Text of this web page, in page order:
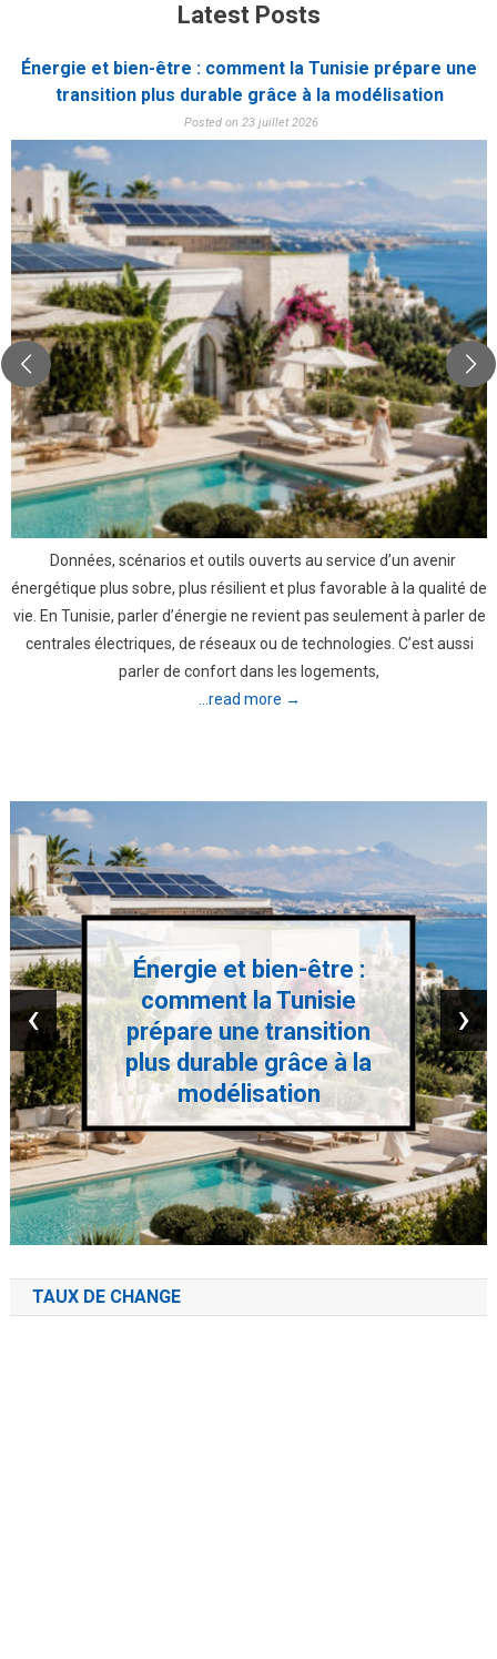
Latest Posts
Énergie et bien-être : comment la Tunisie prépare une
transition plus durable grâce à la modélisation
Posted on 23 juillet 2026
Données, scénarios et outils ouverts au service d’un avenir
énergétique plus sobre, plus résilient et plus favorable à la qualité de
vie. En Tunisie, parler d’énergie ne revient pas seulement à parler de
centrales électriques, de réseaux ou de technologies. C’est aussi
parler de confort dans les logements,
...read more →
Énergie et bien-être :
comment la Tunisie
prépare une transition
plus durable grâce à la
modélisation
‹ ›
TAUX DE CHANGE